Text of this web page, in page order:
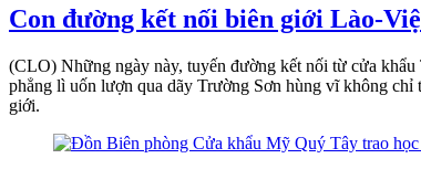
Con đường kết nối biên giới Lào-
(CLO) Những ngày này, tuyến đường kết nối từ cửa
phẳng lì uốn lượn qua dãy Trường Sơn hùng vĩ không chỉ
giới.